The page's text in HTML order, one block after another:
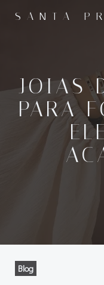
SANTA
JOIAS
PARA
Blog